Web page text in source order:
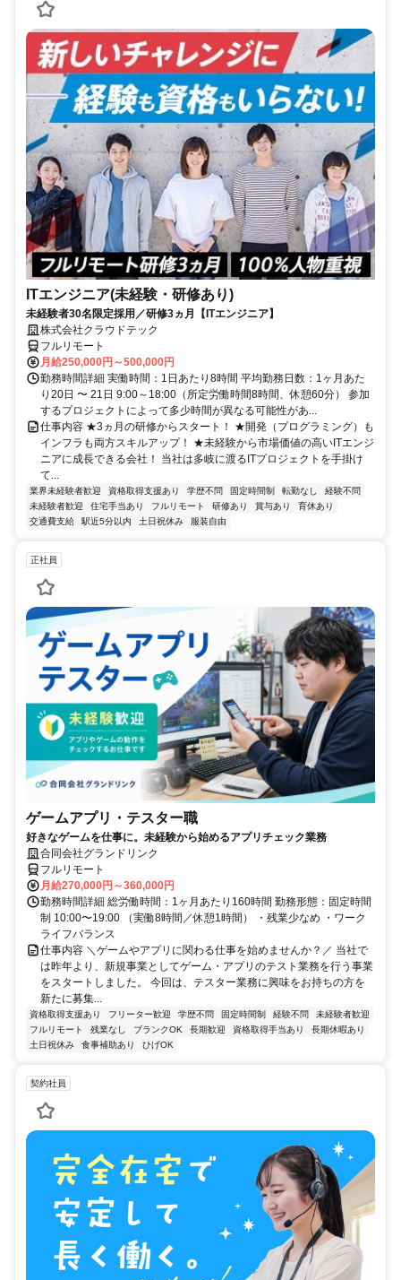
ITエンジニア(未経験・研修あり)
未経験者30名限定採用／研修3ヵ月【ITエンジニア】
株式会社クラウドテック
フルリモート
月給250,000円～500,000円
勤務時間詳細 実働時間：1日あたり8時間 平均勤務日数：1ヶ月あた
り20日 〜 21日 9:00～18:00（所定労働時間8時間、休憩60分） 参加
するプロジェクトによって多少時間が異なる可能性があ...
仕事内容 ★3ヵ月の研修からスタート！ ★開発（プログラミング）も
インフラも両方スキルアップ！ ★未経験から市場価値の高いITエンジ
ニアに成長できる会社！ 当社は多岐に渡るITプロジェクトを手掛け
て...
業界未経験者歓迎 資格取得支援あり 学歴不問 固定時間制 転勤なし
経験不問
未経験者歓迎
住宅手当あり フルリモート 研修あり 賞与あり
育休あり
交通費支給
駅近5分以内 土日祝休み 服装自由
正社員
ゲームアプリ・テスター職
好きなゲームを仕事に。未経験から始めるアプリチェック業務
合同会社グランドリンク
フルリモート
月給270,000円～360,000円
勤務時間詳細 総労働時間：1ヶ月あたり160時間 勤務形態：固定時間
制 10:00〜19:00 （実働8時間／休憩1時間） ・残業少なめ ・ワーク
ライフバランス
仕事内容 ＼ゲームやアプリに関わる仕事を始めませんか？／ 当社で
は昨年より、新規事業としてゲーム・アプリのテスト業務を行う事業
をスタートしました。 今回は、テスター業務に興味をお持ちの方を
新たに募集...
資格取得支援あり フリーター歓迎 学歴不問 固定時間制 経験不問
未経験者歓迎
フルリモート
残業なし ブランクOK 長期歓迎 資格取得手当あり
長期休暇あり
土日祝休み
食事補助あり ひげOK
契約社員